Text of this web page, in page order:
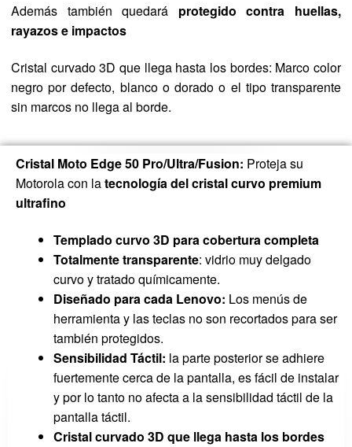
Además también quedará protegido contra huellas,
rayazos e impactos
Cristal curvado 3D que llega hasta los bordes: Marco color
negro por defecto, blanco o dorado o el tipo transparente
sin marcos no llega al borde.
Cristal Moto Edge 50 Pro/Ultra/Fusion: Proteja su
Motorola con latecnología del cristal curvo premium
ultrafino
Templado curvo 3D para cobertura completa
Totalmente transparente: vidrio muy delgado
curvo y tratado químicamente.
Diseñado para cada Lenovo: Los menús de
herramienta y las teclas no son recortados para ser
también protegidos.
Sensibilidad Táctil: la parte posterior se adhiere
fuertemente cerca de la pantalla, es fácil de instalar
y por lo tanto no afecta a la sensibilidad táctil de la
pantalla táctil.
Cristal curvado 3D que llega hasta los bordes